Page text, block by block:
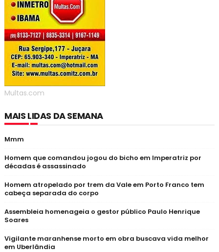
Multas.com
MAIS LIDAS DA SEMANA
Mmm
Homem que comandou jogou do bicho em Imperatriz por
décadas é assassinado
Homem atropelado por trem da Vale em Porto Franco tem
cabeça separada do corpo
Assembleia homenageia o gestor público Paulo Henrique
Soares
Vigilante maranhense morto em obra buscava vida melhor
em Uberlândia